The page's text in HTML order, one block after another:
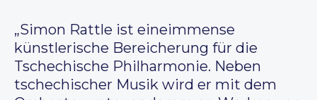
„Simon Rattle ist eineimmense
künstlerische Bereicherung für die
Tschechische Philharmonie. Neben
tschechischer Musik wird er mit dem